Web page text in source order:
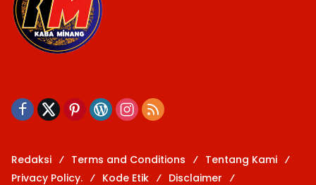
Redaksi Terms and Conditions
Tentang Kami
Privacy Policy.
Kode Etik Disclaimer